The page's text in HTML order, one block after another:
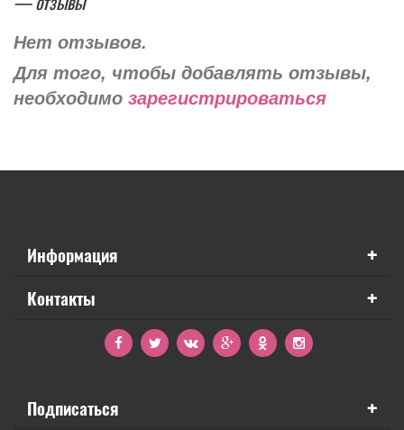
Нет отзывов.
Для того, чтобы добавлять отзывы,
необходимо зарегистрироваться
Информация +
Контакты +
Подписаться +